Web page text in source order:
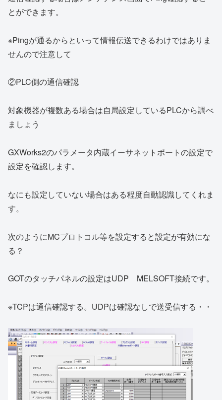
とができます。
※Pingが通るからといって情報伝送できるわけではありま
せんので注意して
②PLC側の通信確認
対象機器が複数ある場合は自局設定しているPLCから調べ
ましょう
GXWorks2のパラメータ内蔵イーサネットポートの設定で
設定を確認します。
なにも設定していない場合はある程度自動認識してくれま
す。
次のようにMCプロトコル等を設定すると設定が有効にな
る？
GOTのタッチパネルの設定はUDP MELSOFT接続です。
※TCPは通信確認する。UDPは確認なしで送受信する・・